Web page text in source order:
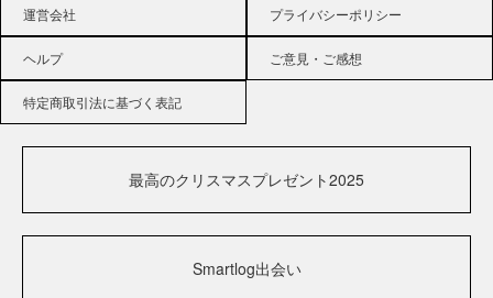
運営会社 プライバシーポリシー
ヘルプ ご意見・ご感想
特定商取引法に基づく表記
最高のクリスマスプレゼント2025
Smartlog出会い